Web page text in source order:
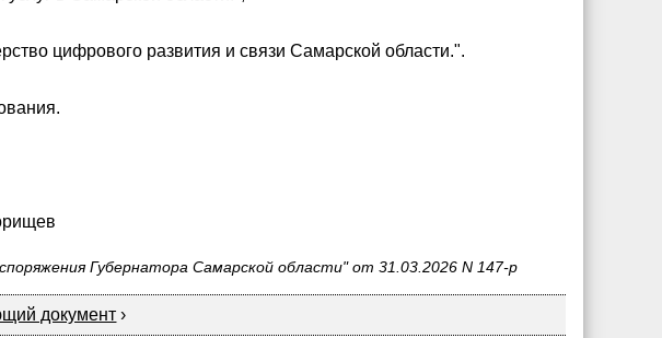
цифрового развития и связи Самарской области.".
Губернатора Самарской области" от 31.03.2026 N 147-р
документ ›